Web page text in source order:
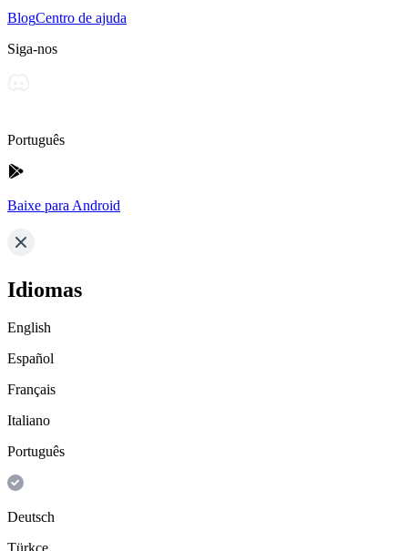
BlogCentro de ajuda
Siga-nos
Português
Baixe para Android
Idiomas
English
Español
Français
Italiano
Português
Deutsch